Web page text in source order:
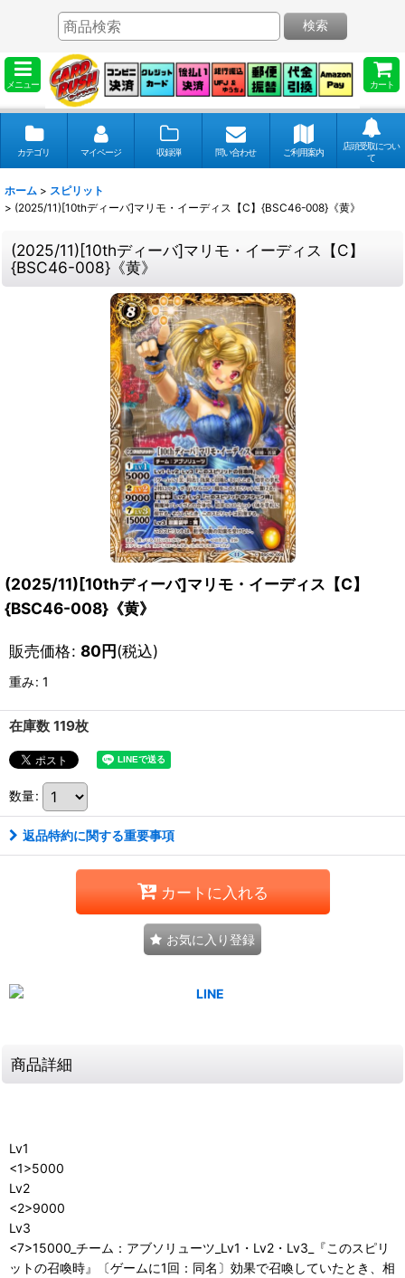
メニュー カート
検索
カテゴリ マイページ 収録弾 問い合わせ ご利用案内
店頭受取につい
て
ホーム > スピリット
> (2025/11)[10thディーバ]マリモ・イーディス【C】{BSC46-008}《黄》
(2025/11)[10thディーバ]マリモ・イーディス【C】
{BSC46-008}《黄》
(2025/11)[10thディーバ]マリモ・イーディス【C】
{BSC46-008}《黄》
販売価格: 80円(税込)
重み: 1
在庫数 119枚
数量:
返品特約に関する重要事項
カートに入れる
お気に入り登録
商品詳細
Lv1
<1>5000
Lv2
<2>9000
Lv3
<7>15000_チーム：アブソリューツ_Lv1・Lv2・Lv3_『このスピリ
ットの召喚時』〔ゲームに1回：同名〕効果で召喚していたとき、相